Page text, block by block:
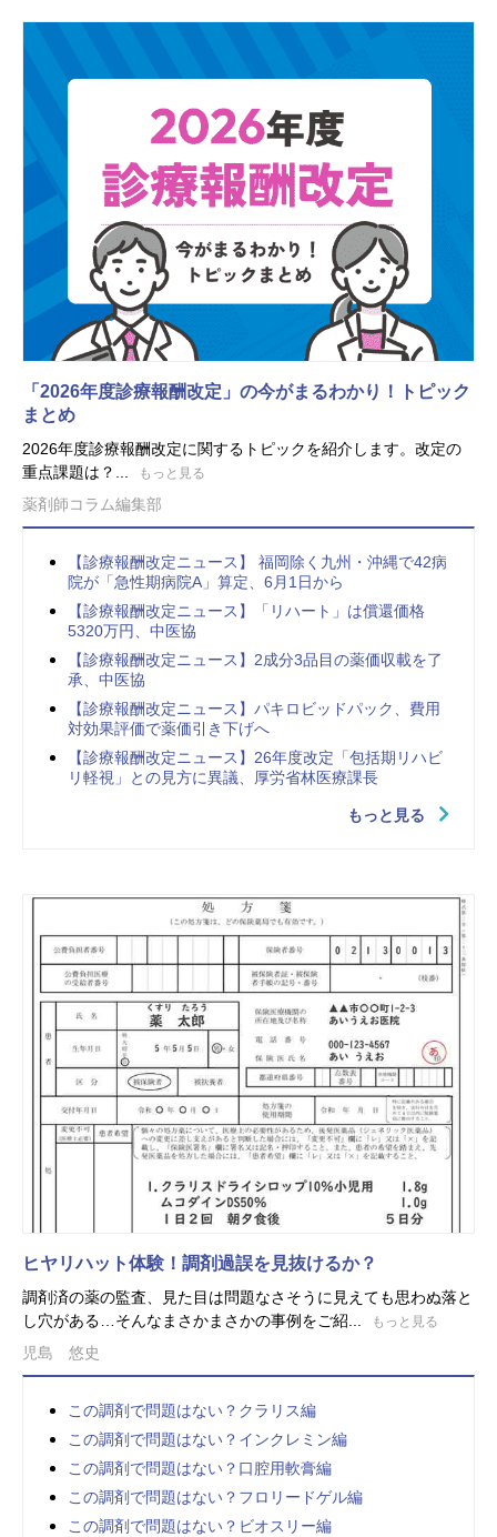
「2026年度診療報酬改定」の今がまるわかり！トピック
まとめ
2026年度診療報酬改定に関するトピックを紹介します。改定の
重点課題は？...
もっと見る
薬剤師コラム編集部
【診療報酬改定ニュース】 福岡除く九州・沖縄で42病
院が「急性期病院A」算定、6月1日から
【診療報酬改定ニュース】「リハート」は償還価格
5320万円、中医協
【診療報酬改定ニュース】2成分3品目の薬価収載を了
承、中医協
【診療報酬改定ニュース】パキロビッドパック、費用
対効果評価で薬価引き下げへ
【診療報酬改定ニュース】26年度改定「包括期リハビ
リ軽視」との見方に異議、厚労省林医療課長
もっと見る
ヒヤリハット体験！調剤過誤を見抜けるか？
調剤済の薬の監査、見た目は問題なさそうに見えても思わぬ落と
し穴がある…そんなまさかまさかの事例をご紹...
もっと見る
児島 悠史
この調剤で問題はない？クラリス編
この調剤で問題はない？インクレミン編
この調剤で問題はない？口腔用軟膏編
この調剤で問題はない？フロリードゲル編
この調剤で問題はない？ビオスリー編